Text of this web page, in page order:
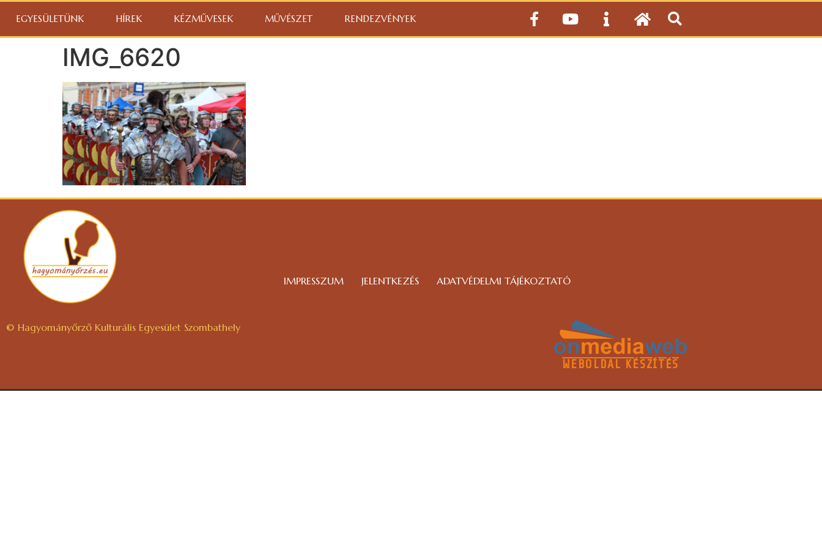
EGYESÜLETÜNK HÍREK KÉZMŰVESEK MŰVÉSZET RENDEZVÉNYEK
IMG_6620
IMPRESSZUM JELENTKEZÉS ADATVÉDELMI TÁJÉKOZTATÓ
© Hagyományőrző Kulturális Egyesület Szombathely
WEBOLDAL KÉSZÍTÉS